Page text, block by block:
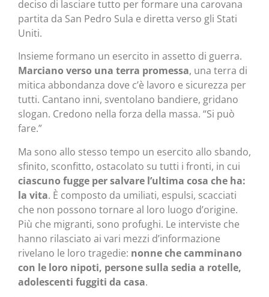
deciso di lasciare tutto per formare una carovana
partita da San Pedro Sula e diretta verso gli Stati
Uniti.
Insieme formano un esercito in assetto di guerra.
Marciano verso una terra promessa, una terra di
mitica abbondanza dove c’è lavoro e sicurezza per
tutti. Cantano inni, sventolano bandiere, gridano
slogan. Credono nella forza della massa. “Si può
fare.”
Ma sono allo stesso tempo un esercito allo sbando,
sfinito, sconfitto, ostacolato su tutti i fronti, in cui
ciascuno fugge per salvare l’ultima cosa che ha:
la vita. È composto da umiliati, espulsi, scacciati
che non possono tornare al loro luogo d’origine.
Più che migranti, sono profughi. Le interviste che
hanno rilasciato ai vari mezzi d’informazione
rivelano le loro tragedie: nonne che camminano
con le loro nipoti, persone sulla sedia a rotelle,
adolescenti fuggiti da casa.